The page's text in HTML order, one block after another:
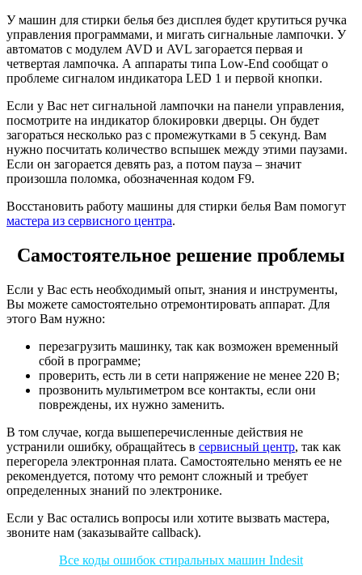
У машин для стирки белья без дисплея будет крутиться ручка
управления программами, и мигать сигнальные лампочки. У
автоматов с модулем AVD и AVL загорается первая и
четвертая лампочка. А аппараты типа Low-End сообщат о
проблеме сигналом индикатора LED 1 и первой кнопки.
Если у Вас нет сигнальной лампочки на панели управления,
посмотрите на индикатор блокировки дверцы. Он будет
загораться несколько раз с промежутками в 5 секунд. Вам
нужно посчитать количество вспышек между этими паузами.
Если он загорается девять раз, а потом пауза – значит
произошла поломка, обозначенная кодом F9.
Восстановить работу машины для стирки белья Вам помогут
мастера из сервисного центра.
Самостоятельное решение проблемы
Если у Вас есть необходимый опыт, знания и инструменты,
Вы можете самостоятельно отремонтировать аппарат. Для
этого Вам нужно:
перезагрузить машинку, так как возможен временный
сбой в программе;
проверить, есть ли в сети напряжение не менее 220 В;
прозвонить мультиметром все контакты, если они
повреждены, их нужно заменить.
В том случае, когда вышеперечисленные действия не
устранили ошибку, обращайтесь в сервисный центр, так как
перегорела электронная плата. Самостоятельно менять ее не
рекомендуется, потому что ремонт сложный и требует
определенных знаний по электронике.
Если у Вас остались вопросы или хотите вызвать мастера,
звоните нам (заказывайте callback).
Все коды ошибок стиральных машин Indesit